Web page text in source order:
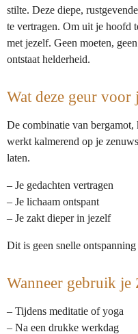
stilte. Deze diepe,
te vertragen. Om uit je hoofd
met jezelf. Geen moeten,
ontstaat helderheid.
Wat deze geur voor
De combinatie van
werkt kalmerend op je
laten.
– Je gedachten vertragen
– Je lichaam ontspant
– Je zakt dieper in jezelf
Dit is geen snelle
Wanneer gebruik je
– Tijdens meditatie of yoga
– Na een drukke werkdag